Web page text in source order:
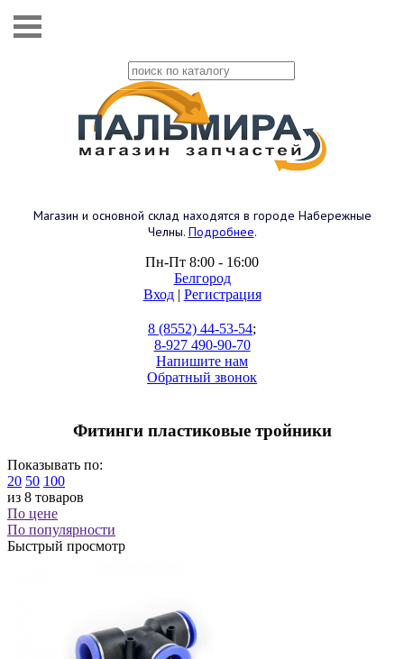
Магазин и основной склад находятся в городе Набережные
Челны. Подробнее.
Пн-Пт 8:00 - 16:00
Белгород
Вход| Регистрация
8 (8552) 44-53-54;
8-927 490-90-70
Напишите нам
Обратный звонок
Фитинги пластиковые тройники
Показывать по:
20 50 100
из 8 товаров
По цене
По популярности
Быстрый просмотр